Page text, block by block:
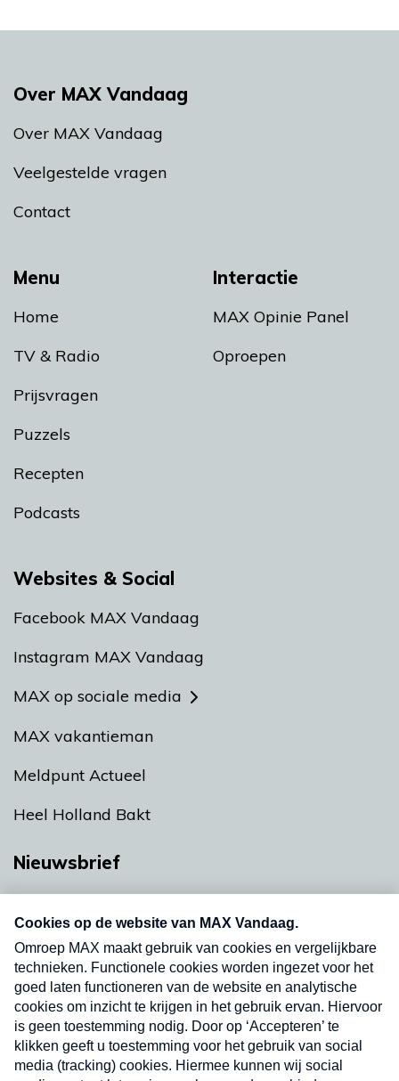
Menu
Home
TV & Radio
Prijsvragen
Puzzels
Recepten
Podcasts
Interactie
MAX Opinie Panel
Oproepen
Over MAX Vandaag
Over MAX Vandaag
Veelgestelde vragen
Contact
Websites & Social
Facebook MAX Vandaag
Instagram MAX Vandaag
MAX op sociale media
MAX vakantieman
Meldpunt Actueel
Heel Holland Bakt
Nieuwsbrief
nieuwsbrief. Elke vrijdag- en dinsdagochtend in
uw mailbox.
Verzend